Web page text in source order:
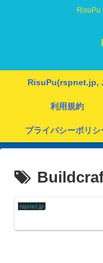
RisuPu
RisuPu(rspnet.jp,
利用規約
プライバシーポリシ
rspnet.jp